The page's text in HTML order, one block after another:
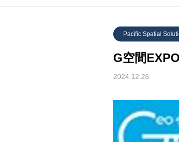
Pacific Spatial
G空間
2024.12.26